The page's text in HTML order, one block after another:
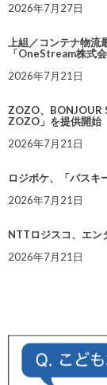
2026年7月27日
上組／コンテナ物
「OneStream株式
2026年7月21日
ZOZO、BONJOUR
ZOZO」を提供開始
2026年7月21日
ロジポケ、「パスキ
2026年7月21日
NTTロジスコ、エン
2026年7月21日